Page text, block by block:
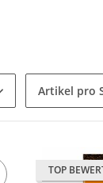
Artikel pro
TOP